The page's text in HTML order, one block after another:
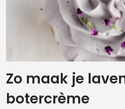
Zo maak je
botercrème